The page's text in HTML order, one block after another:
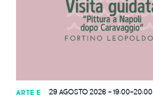
ARTE E
29 AGOSTO 2026 -19:00-20:00